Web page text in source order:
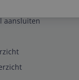
aansluiten